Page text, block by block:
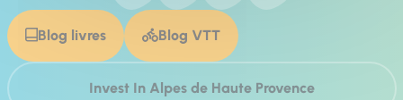
Blog livres Blog VTT
Invest In Alpes de Haute Provence